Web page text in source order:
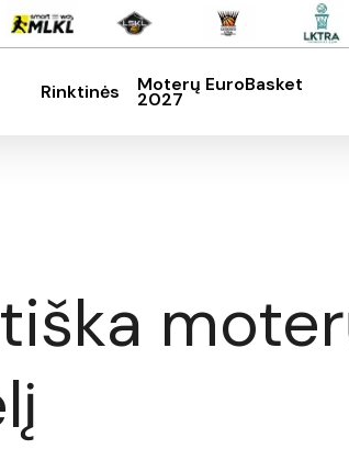
Rinktinės Moterų EuroBasket
2027